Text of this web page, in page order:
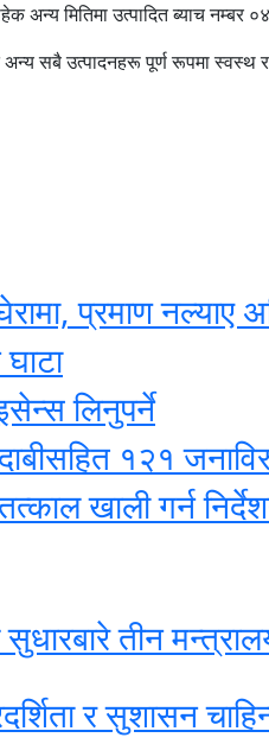
अन्य मितिमा उत्पादित ब्याच
अन्य सबै उत्पादनहरू पूर्ण रूपमा
प्रमाण नल्याए
लिनुपर्ने
१२१
खाली गर्न
तीन
र सुशासन